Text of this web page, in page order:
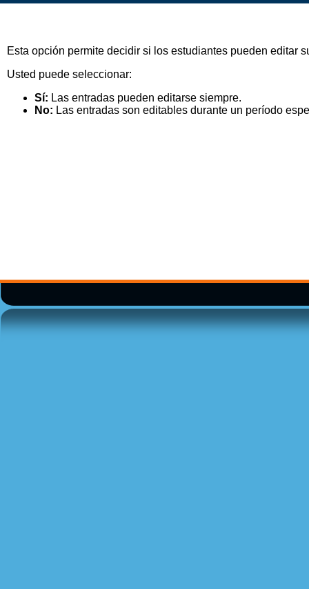
Esta opción permite decidir si los estudiantes pueden editar
Usted puede seleccionar:
Sí: Las entradas pueden editarse siempre.
No: Las entradas son editables durante un período